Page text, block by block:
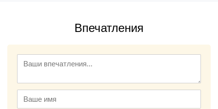
Впечатления